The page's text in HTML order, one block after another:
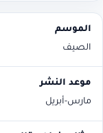
الصيف
مارس-أبريل